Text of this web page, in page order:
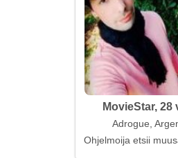
MovieStar, 28
Adrogue,
Ohjelmoija etsii